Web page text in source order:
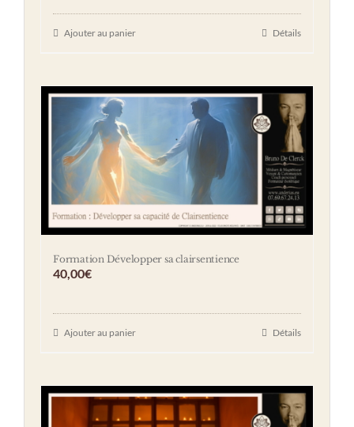
Ajouter au panier Détails
Formation Développer sa clairsentience
40,00€
Ajouter au panier Détails